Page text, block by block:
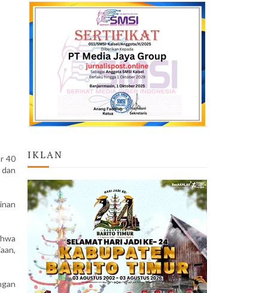
40
IKLAN